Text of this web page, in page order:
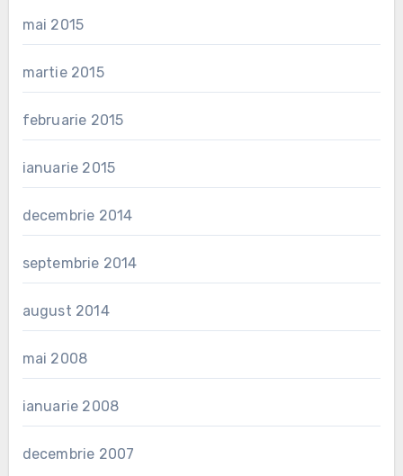
mai 2015
martie 2015
februarie 2015
ianuarie 2015
decembrie 2014
septembrie 2014
august 2014
mai 2008
ianuarie 2008
decembrie 2007